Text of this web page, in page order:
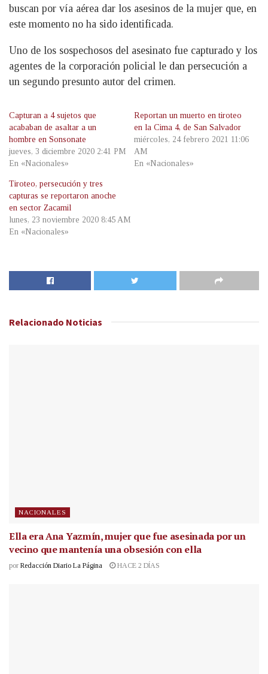
buscan por vía aérea dar los asesinos de la mujer que, en
este momento no ha sido identificada.
Uno de los sospechosos del asesinato fue capturado y los
agentes de la corporación policial le dan persecución a
un segundo presunto autor del crimen.
Capturan a 4 sujetos que
acababan de asaltar a un
hombre en Sonsonate
jueves, 3 diciembre 2020 2:41 PM
En «Nacionales»
Reportan un muerto en tiroteo
en la Cima 4, de San Salvador
miércoles, 24 febrero 2021 11:06
AM
En «Nacionales»
Tiroteo, persecución y tres
capturas se reportaron anoche
en sector Zacamil
lunes, 23 noviembre 2020 8:45 AM
En «Nacionales»
Relacionado Noticias
NACIONALES
Ella era Ana Yazmín, mujer que fue asesinada por un
vecino que mantenía una obsesión con ella
por Redacción Diario La Página HACE 2 DÍAS